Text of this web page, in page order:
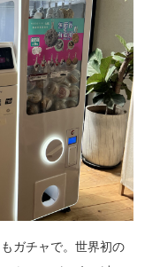
ガチャで。世界初の